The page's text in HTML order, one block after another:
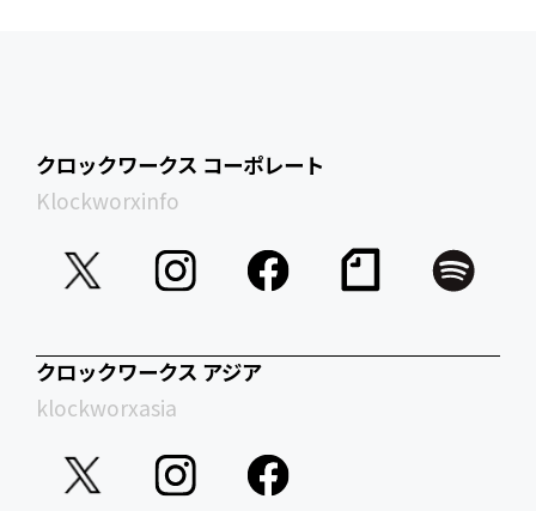
クロックワークス コーポレート
Klockworxinfo
クロックワークス アジア
klockworxasia